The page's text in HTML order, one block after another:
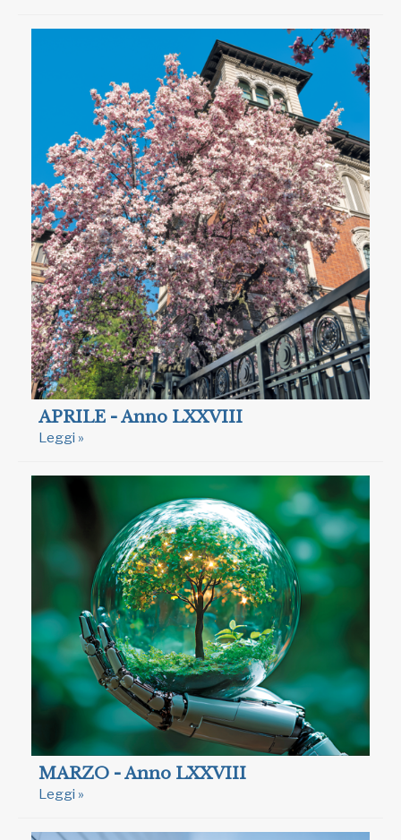
APRILE - Anno LXXVIII
Leggi »
MARZO - Anno LXXVIII
Leggi »